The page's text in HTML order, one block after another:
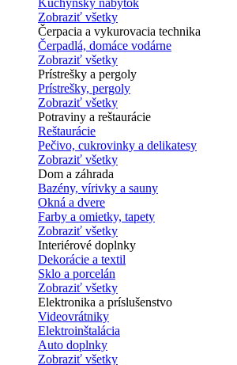
Kuchynský nábytok
Zobraziť všetky
Čerpacia a vykurovacia technika
Čerpadlá, domáce vodárne
Zobraziť všetky
Prístrešky a pergoly
Prístrešky, pergoly
Zobraziť všetky
Potraviny a reštaurácie
Reštaurácie
Pečivo, cukrovinky a delikatesy
Zobraziť všetky
Dom a záhrada
Bazény, vírivky a sauny
Okná a dvere
Farby a omietky, tapety
Zobraziť všetky
Interiérové doplnky
Dekorácie a textil
Sklo a porcelán
Zobraziť všetky
Elektronika a príslušenstvo
Videovrátniky
Elektroinštalácia
Auto doplnky
Zobraziť všetky